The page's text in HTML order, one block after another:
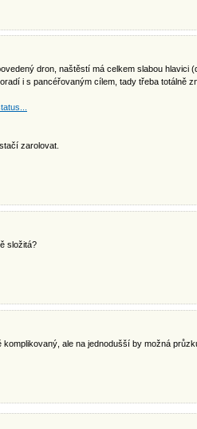
dron, naštěstí má celkem slabou hlavici
i s pancéřovaným cílem, tady třeba totálně
zarolovat.
složitá?
komplikovaný, ale na jednodušší by možná